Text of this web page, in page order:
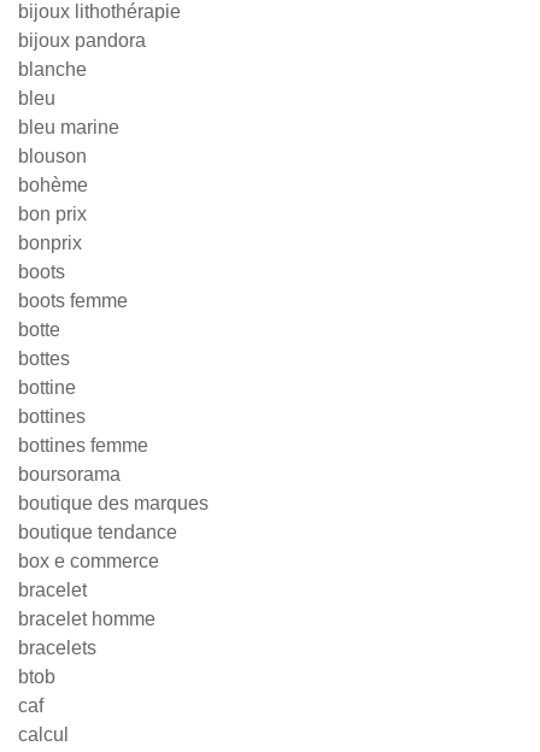
bijoux lithothérapie
bijoux pandora
blanche
bleu
bleu marine
blouson
bohème
bon prix
bonprix
boots
boots femme
botte
bottes
bottine
bottines
bottines femme
boursorama
boutique des marques
boutique tendance
box e commerce
bracelet
bracelet homme
bracelets
btob
caf
calcul